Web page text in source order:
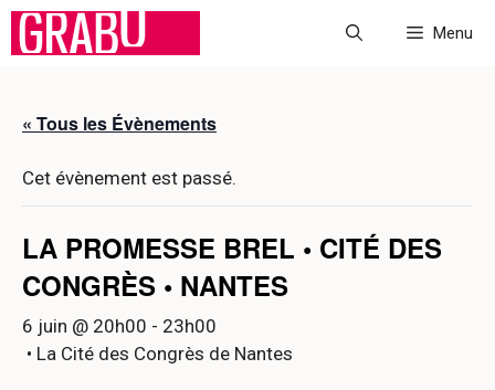
Aller
Menu
« Tous les Évènements
Cet évènement est passé.
LA PROMESSE BREL • CITÉ DES
CONGRÈS • NANTES
6 juin @ 20h00 - 23h00
• La Cité des Congrès de Nantes